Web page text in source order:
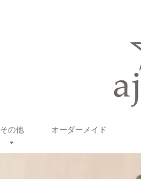
その他 オーダーメイド